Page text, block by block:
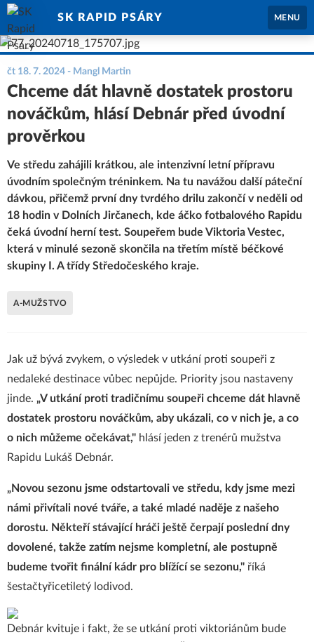
SK RAPID PSÁRY MENU
čt 18. 7. 2024 - Mangl Martin
Chceme dát hlavně dostatek prostoru
nováčkům, hlásí Debnár před úvodní
prověrkou
Ve středu zahájili krátkou, ale intenzivní letní přípravu
úvodním společným tréninkem. Na tu navážou další páteční
dávkou, přičemž první dny tvrdého drilu zakončí v neděli od
18 hodin v Dolních Jirčanech, kde áčko fotbalového Rapidu
čeká úvodní herní test. Soupeřem bude Viktoria Vestec,
která v minulé sezoně skončila na třetím místě béčkové
skupiny I. A třídy Středočeského kraje.
A-MUŽSTVO
Jak už bývá zvykem, o výsledek v utkání proti soupeři z
nedaleké destinace vůbec nepůjde. Priority jsou nastaveny
jinde. „V utkání proti tradičnímu soupeři chceme dát hlavně
dostatek prostoru nováčkům, aby ukázali, co v nich je, a co
o nich můžeme očekávat," hlásí jeden z trenérů mužstva
Rapidu Lukáš Debnár.
„Novou sezonu jsme odstartovali ve středu, kdy jsme mezi
námi přivítali nové tváře, a také mladé naděje z našeho
dorostu. Někteří stávající hráči ještě čerpají poslední dny
dovolené, takže zatím nejsme kompletní, ale postupně
budeme tvořit finální kádr pro blížící se sezonu," říká
šestačtyřicetiletý lodivod.
Debnár kvituje i fakt, že se utkání proti viktoriánům bude